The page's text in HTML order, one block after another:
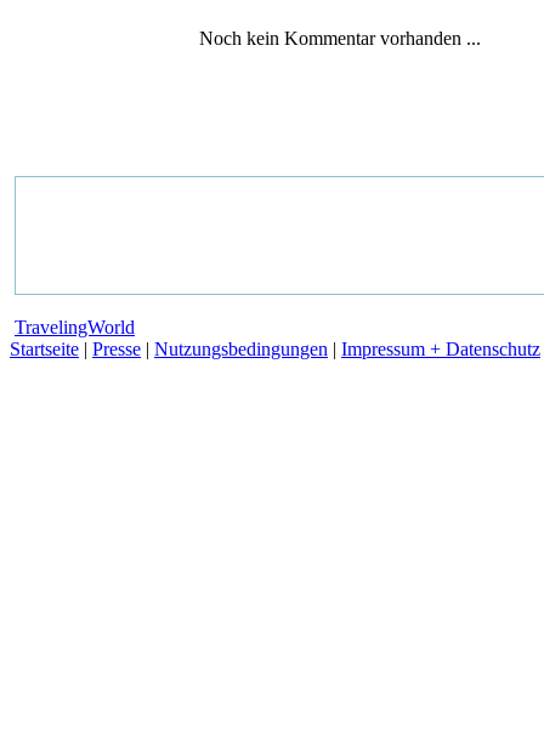
Noch kein Kommentar vorhanden ...
TravelingWorld
Startseite | Presse | Nutzungsbedingungen | Impressum + Datenschutz